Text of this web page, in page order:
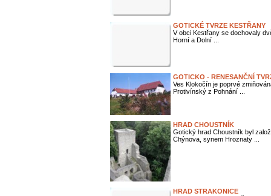
GOTICKÉ TVRZE KESTŘANY
V obci Kestřany se dochovaly
Horní a Dolní ...
GOTICKO - RENESANČNÍ
Ves Klokočín je poprvé
Protivínský z Pohnání ...
HRAD CHOUSTNÍK
Gotický hrad Choustník byl
Chýnova, synem Hroznaty ...
HRAD STRAKONICE